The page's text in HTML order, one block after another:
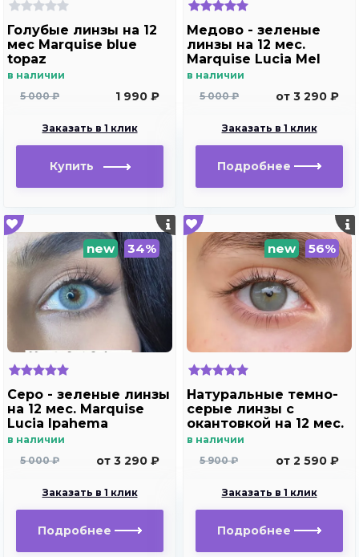
Голубые линзы на 12
мес Marquise blue
topaz
в наличии
5 000 ₽
1 990 ₽
Заказать в 1 клик
Медово - зеленые
линзы на 12 мес.
Marquise Lucia Mel
в наличии
5 000 ₽
от 3 290 ₽
Заказать в 1 клик
Подробнее
new 34%
Серо - зеленые линзы
на 12 мес. Marquise
Lucia Ipahema
в наличии
5 000 ₽
от 3 290 ₽
Заказать в 1 клик
Подробнее
new 56%
Натуральные темно-
серые линзы c
окантовкой на 12 мес.
Marquise essvase gray
в наличии
5 900 ₽
от 2 590 ₽
Заказать в 1 клик
Подробнее